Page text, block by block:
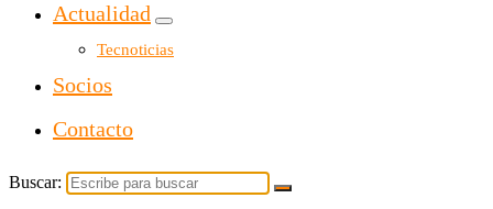
Actualidad
Tecnoticias
Socios
Contacto
Buscar: